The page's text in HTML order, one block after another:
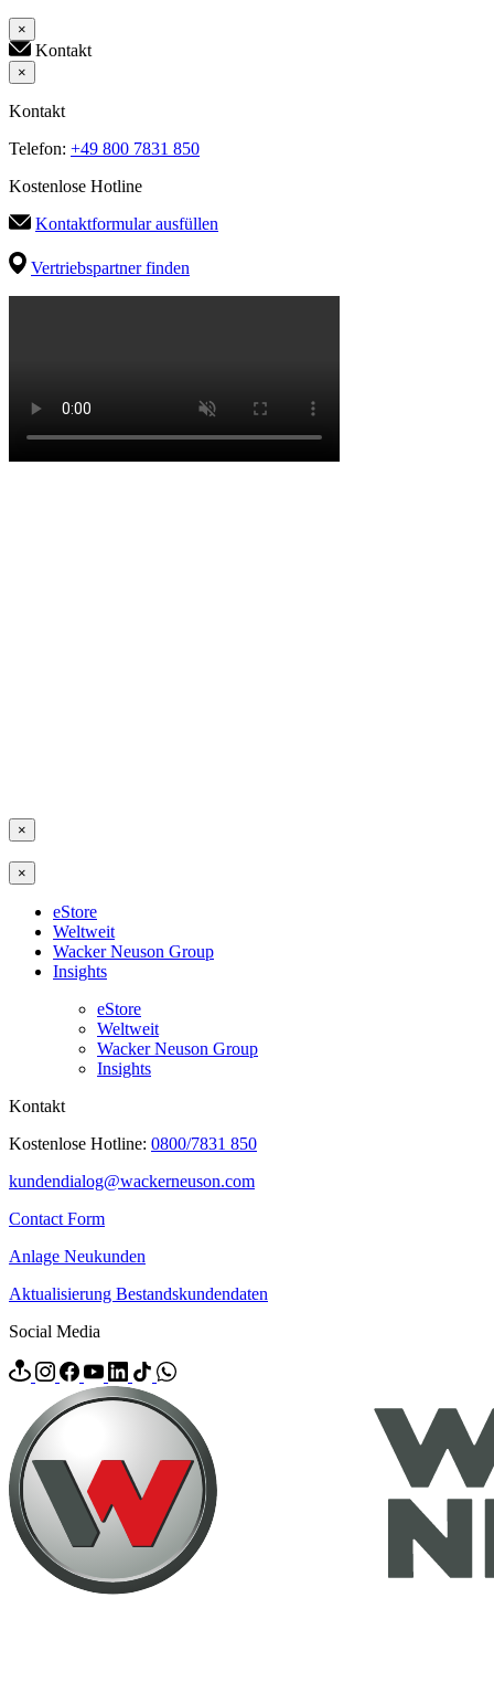
×
Kontakt
×
Kontakt
Telefon: +49 800 7831 850
Kostenlose Hotline
Kontaktformular ausfüllen
Vertriebspartner finden
×
×
eStore
Weltweit
Wacker Neuson Group
Insights
eStore
Weltweit
Wacker Neuson Group
Insights
Kontakt
Kostenlose Hotline: 0800/7831 850
kundendialog@wackerneuson.com
Contact Form
Anlage Neukunden
Aktualisierung Bestandskundendaten
Social Media